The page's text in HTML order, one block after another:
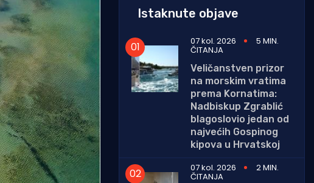
Istaknute objave
07 kol. 2026 5 MIN.
ČITANJA
Veličanstven prizor
na morskim vratima
prema Kornatima:
Nadbiskup Zgrablić
blagoslovio jedan od
najvećih Gospinog
kipova u Hrvatskoj
07 kol. 2026
2 MIN.
ČITANJA